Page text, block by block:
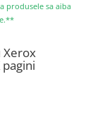
produsele sa aiba
Xerox